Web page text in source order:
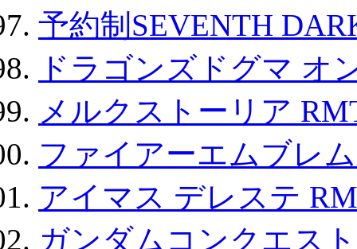
予約制SEVENTH
ドラゴンズドグマ オ
メルクストーリア
ファイアーエムブレ
アイマス デレステ
ガンダムコンクエスト